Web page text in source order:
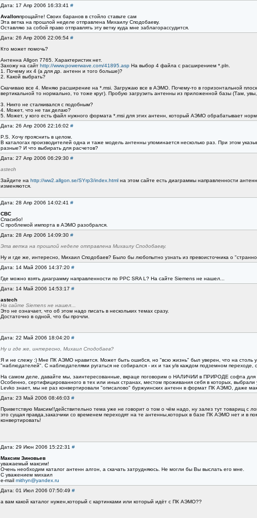
Дата: 17 Апр 2006 16:33:41 #
Avallonпрощайте! Своих баранов в стойло ставьте сам
Эта ветка на прошлой неделе отправлена Михаилу Сподобаеву.
Оставляю за собой право отправлять эту ветку куда мне заблагорассудится.
Дата: 26 Апр 2006 22:06:54 #
Кто может помочь?
Антенна Allgon 7765. Характеристик нет.
Захожу на сайт http://www.powerwave.com/41895.aspНа выбор 4 файла с расширением *.pln.
1. Почему их 4 (а для др. антенн и того больше)?
2. Какой выбрать?
Скачиваю все 4. Меняю расширение на *.msi. Загружаю все в АЭМО. Почему-то в горизонтальной
вертикальной то нормально, то тоже круг). Пробую загруэить антенны из приложенной базы (Там,
3. Никто не сталкивался с подобным?
4. Может, что не так делаю?
5. Может, у кого есть файл нужного формата *.msi для этих антенн, который АЭМО обрабатывает
Дата: 26 Апр 2006 22:16:02 #
P.S. Хочу прояснить в целом.
В каталогах производителей одна и таже модель антенны упоминается несколько раз. При этом
разные? И что выбирать для расчетов?
Дата: 27 Апр 2006 06:29:30 #
astech
Зайдите на http://ww2.allgon.se/SYrp3/index.htmlна этом сайте есть диаграммы направленности
изменяются.
Дата: 28 Апр 2006 14:02:41 #
СВС
Спасибо!
С проблемой импорта в АЭМО разобрался.
Дата: 28 Апр 2006 14:09:30 #
Эта ветка на прошлой неделе отправлена Михаилу Сподобаеву.
Ну и где же, интересно, Михаил Сподобаев? Было бы любопытно узнать из превоисточника о
Дата: 14 Май 2006 14:37:20 #
Где можно взять диаграмму направленности по РРС SRA L? На сайте Siemens не нашел...
Дата: 14 Май 2006 14:53:17 #
astech
На сайте Siemens не нашел...
Это не означает, что об этом надо писать в нескольких темах сразу.
Достаточно в одной, что бы прочли.
Дата: 22 Май 2006 18:04:20 #
Ну и где же, интересно, Михаил Сподобаев?
Я и не слежу :) Мне ПК АЭМО нравится. Может быть ошибся, но "всю жизнь" был уверен, что на столь
"наблюдателей". С наблюдателями ругаться не собирался - их и так у/в каждом подземном
На самом деле, давайте мы, заинтересованные, вкраце поговорим о НАЛИЧИИ в ПРИРОДЕ софта для
Особенно, сертифицированного в тех или иных странах, местом проживания себя в которых, выбрали
Levko знает, мы не раз конвертировали "описалово" буржуинских антенн в формат ПК АЭМО, даже
Дата: 23 Май 2006 08:46:03 #
Приветствую Максим!!действительно тема уже не говорит о том о чём надо, ну залез тут товарищ с
это сущая правда,заказчики со временем переходят на те антенны,которых в базе ПК АЭМО нет и в
конвертировать!
Дата: 29 Июн 2006 15:22:31 #
Максим Зиновьев
уважаемый максим!
Очень необходим каталог антенн алгон, а скачать затрудняюсь. Не могли бы Вы выслать его мне.
С уважением михаил
e-mail mithyn@yandex.ru
Дата: 01 Июл 2006 07:50:49 #
а вам какой каталог нужен,который с картинками или который идёт с ПК АЭМО??